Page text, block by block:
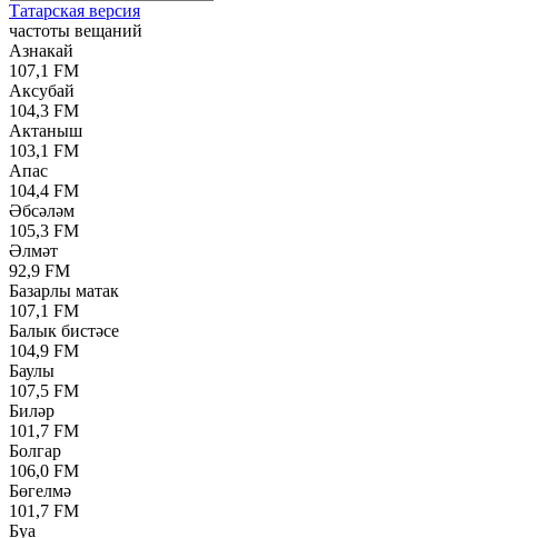
Татарская версия
частоты вещаний
Азнакай
107,1 FM
Аксубай
104,3 FM
Актаныш
103,1 FM
Апас
104,4 FM
Әбсәләм
105,3 FM
Әлмәт
92,9 FM
Базарлы матак
107,1 FM
Балык бистәсе
104,9 FM
Баулы
107,5 FM
Биләр
101,7 FM
Болгар
106,0 FM
Бөгелмә
101,7 FM
Буа